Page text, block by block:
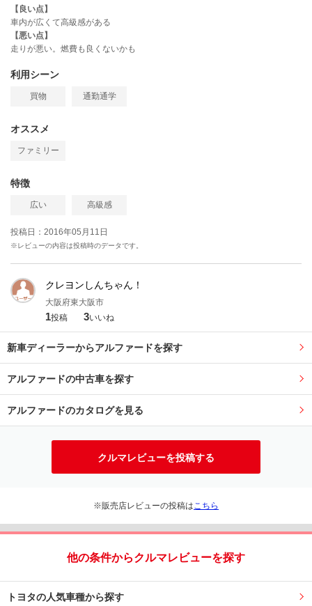
【良い点】
車内が広くて高級感がある
【悪い点】
走りが悪い。燃費も良くないかも
利用シーン
買物 通勤通学
オススメ
ファミリー
特徴
広い 高級感
投稿日：2016年05月11日
※レビューの内容は投稿時のデータです。
クレヨンしんちゃん！
大阪府東大阪市
1投稿 3いいね
新車ディーラーからアルファードを探す
アルファードの中古車を探す
アルファードのカタログを見る
クルマレビューを投稿する
※販売店レビューの投稿は こちら
他の条件からクルマレビューを探す
トヨタの人気車種から探す